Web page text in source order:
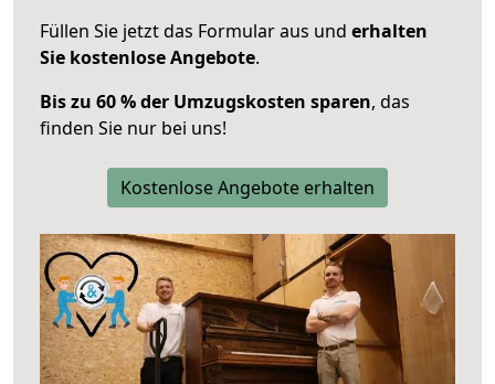
Füllen Sie jetzt das Formular aus und erhalten
Sie kostenlose Angebote.
Bis zu 60 % der Umzugskosten sparen, das
finden Sie nur bei uns!
Kostenlose Angebote erhalten